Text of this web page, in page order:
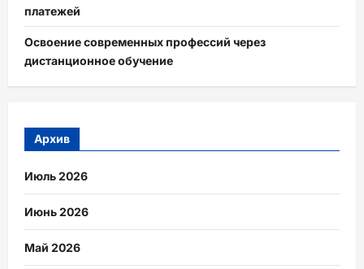
платежей
Освоение современных профессий через
дистанционное обучение
Архив
Июль 2026
Июнь 2026
Май 2026